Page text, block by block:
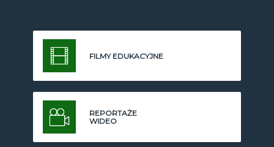
FILMY EDUKACYJNE
REPORTAŻE
WIDEO